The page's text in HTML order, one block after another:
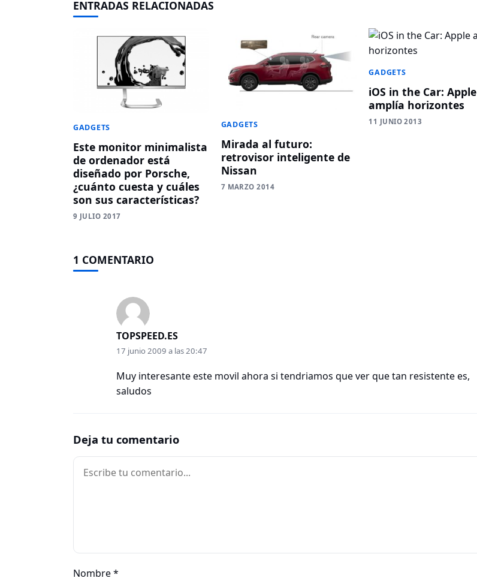
ENTRADAS RELACIONADAS
GADGETS
Este monitor minimalista
de ordenador está
diseñado por Porsche,
¿cuánto cuesta y cuáles
son sus características?
9 JULIO 2017
GADGETS
Mirada al futuro:
retrovisor inteligente de
Nissan
7 MARZO 2014
GADGETS
iOS in the Car: Apple
amplía horizontes
11 JUNIO 2013
1 COMENTARIO
TOPSPEED.ES
17 junio 2009 a las 20:47
Muy interesante este movil ahora si tendriamos que ver que tan resistente es,
saludos
Deja tu comentario
Comentario
Nombre*